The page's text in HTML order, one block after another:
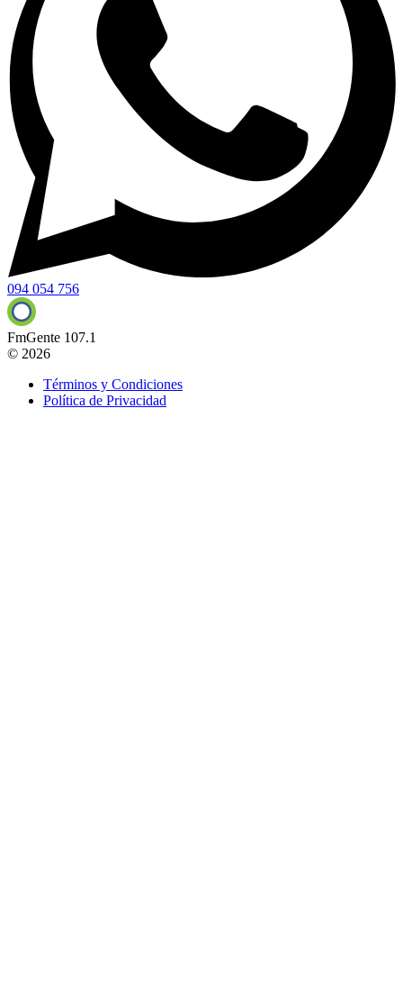
094 054 756
FmGente 107.1
© 2026
Términos y Condiciones
Política de Privacidad